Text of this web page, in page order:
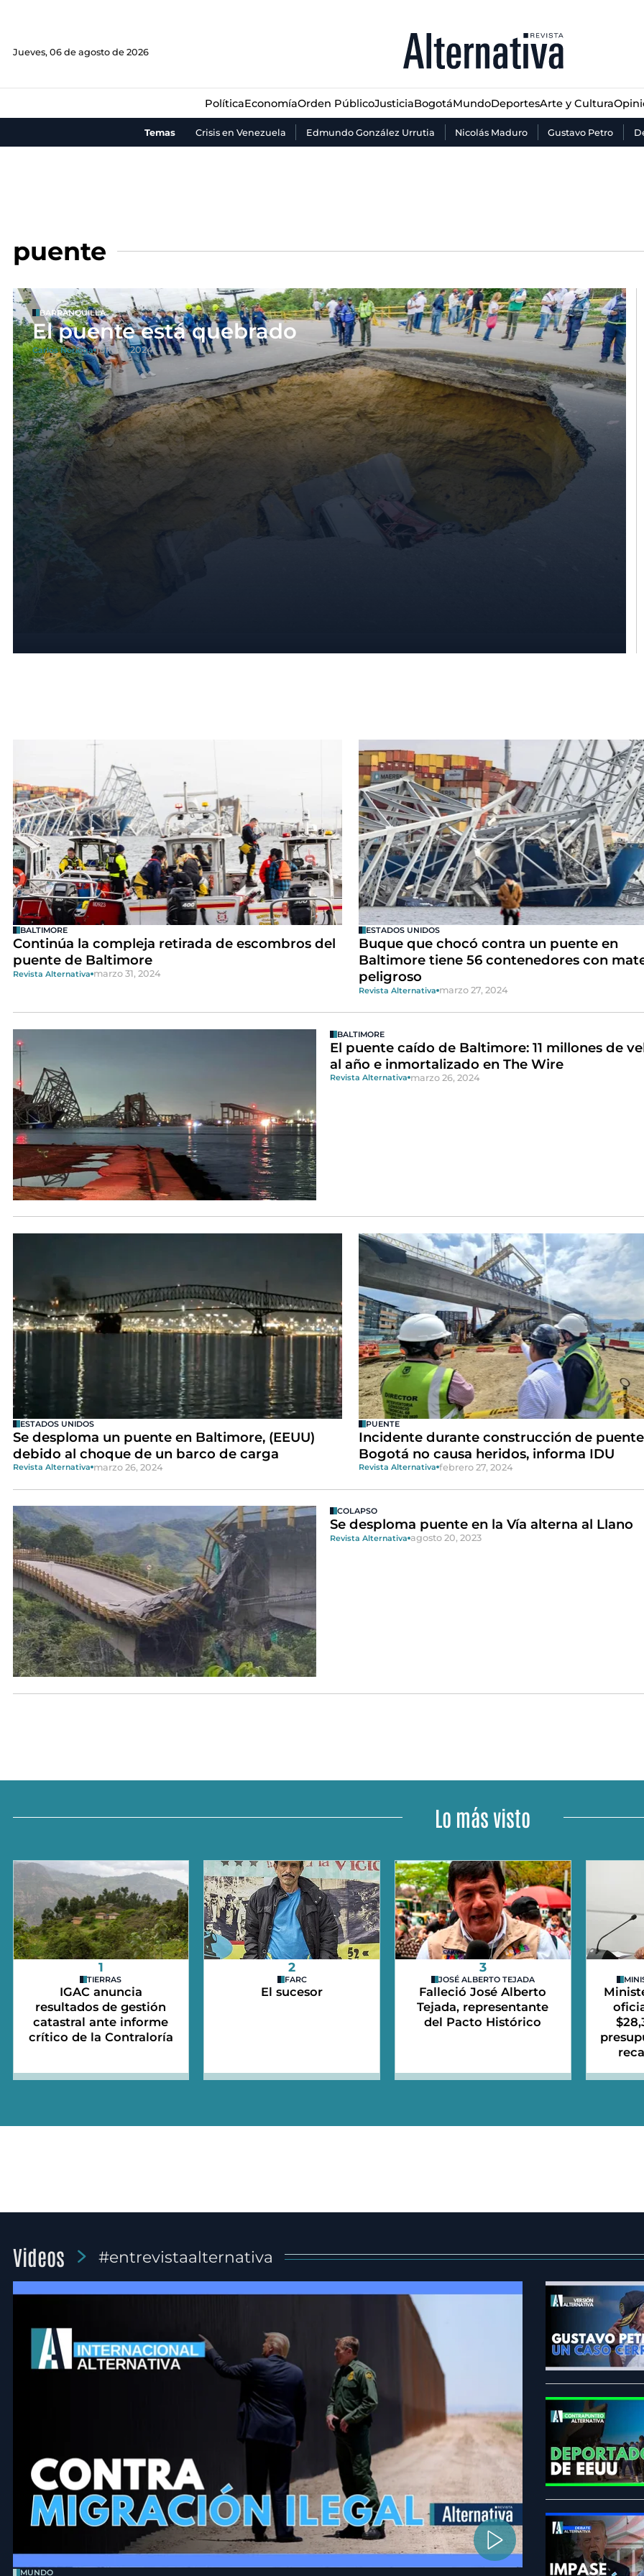
Jueves, 06 de agosto de 2026
PolíticaEconomíaOrden PúblicoJusticiaBogotáMundoDeportesArte y Cultura
Temas Crisis en Venezuela Edmundo González Urrutia Nicolás Maduro Gustavo Petro
JusticiaBogotáMundo Deportes Arte y Cultura
puente
BARRANQUILLA
El puente está quebrado
Carlos Noriega julio 4, 2024
BALTIMORE
Continúa la compleja retirada de escombros del
puente de Baltimore
Revista Alternativa marzo 31, 2024
ESTADOS UNIDOS
Buque que chocó contra un puente en
Baltimore tiene 56 contenedores con
peligroso
Revista Alternativa marzo 27, 2024
BALTIMORE
El puente caído de Baltimore: 11 millones de
al año e inmortalizado en The Wire
Revista Alternativa marzo 26, 2024
ESTADOS UNIDOS
Se desploma un puente en Baltimore, (EEUU)
debido al choque de un barco de carga
Revista Alternativa marzo 26, 2024
PUENTE
Incidente durante construcción de
Bogotá no causa heridos, informa IDU
Revista Alternativa febrero 27, 2024
COLAPSO
Se desploma puente en la Vía alterna al Llano
Revista Alternativa agosto 20, 2023
Lo más visto
1
TIERRAS
IGAC anuncia
resultados de gestión
catastral ante informe
crítico de la Contraloría
2
FARC
El sucesor
3
JOSÉ ALBERTO TEJADA
Falleció José Alberto
Tejada, representante
del Pacto Histórico
Videos #entrevistaalternativa
MUNDO